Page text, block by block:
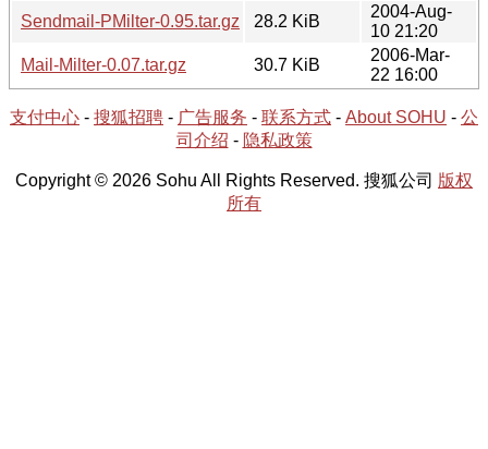
Sendmail-PMilter-0.95.tar.gz
28.2 KiB
2004-Aug-
10 21:20
Mail-Milter-0.07.tar.gz
30.7 KiB
2006-Mar-
22 16:00
支付中心 - 搜狐招聘 - 广告服务 - 联系方式 - About SOHU - 公
司介绍 - 隐私政策
Copyright © 2026 Sohu All Rights Reserved. 搜狐公司 版权
所有